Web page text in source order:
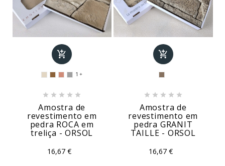

1 
    
Amostra de
revestimento em
pedra ROCA em
treliça - ORSOL
16,67 €

    
Amostra de
revestimento em
pedra GRANIT
TAILLE - ORSOL
16,67 €